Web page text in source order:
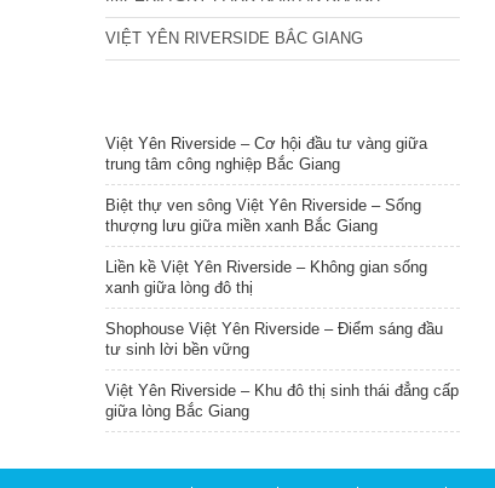
VIỆT YÊN RIVERSIDE BẮC GIANG
Việt Yên Riverside – Cơ hội đầu tư vàng giữa
trung tâm công nghiệp Bắc Giang
Biệt thự ven sông Việt Yên Riverside – Sống
thượng lưu giữa miền xanh Bắc Giang
Liền kề Việt Yên Riverside – Không gian sống
xanh giữa lòng đô thị
Shophouse Việt Yên Riverside – Điểm sáng đầu
tư sinh lời bền vững
Việt Yên Riverside – Khu đô thị sinh thái đẳng cấp
giữa lòng Bắc Giang